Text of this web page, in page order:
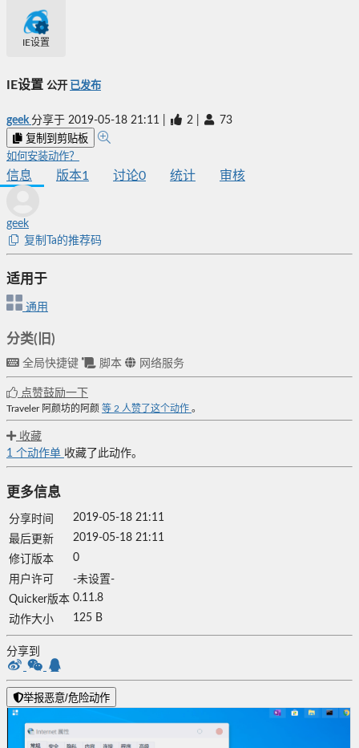
IE设置
IE设置 公开 已发布
geek 分享于 2019-05-18 21:11 2 73
复制到剪贴板
如何安装动作？
信息 版本1 讨论0 统计 审核
geek
复制Ta的推荐码
适用于
通用
分类(旧)
全局快捷键 脚本 网络服务
点赞鼓励一下
Traveler 阿颜坊的阿颜 等 2 人赞了这个动作 。
收藏
1 个动作单 收藏了此动作。
更多信息
分享时间
2019-05-18 21:11
最后更新
2019-05-18 21:11
修订版本
0
用户许可
-未设置-
Quicker版本 0.11.8
动作大小
125 B
分享到
举报恶意/危险动作